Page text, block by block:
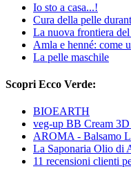
Io sto a casa...!
Cura della pelle
La nuova frontiera
Amla e henné: come
La pelle maschile
Scopri Ecco Verde:
BIOEARTH
veg-up BB Cream 3D
AROMA - Balsamo
La Saponaria Olio di
11 recensioni clienti